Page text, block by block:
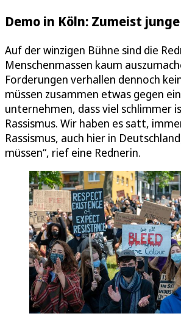
Demo in Köln: Zumeist
Auf der winzigen Bühne sind die
Menschenmassen kaum
Forderungen verhallen dennoch
müssen zusammen etwas gegen
unternehmen, dass viel schlimmer
Rassismus. Wir haben es satt,
Rassismus, auch hier in
müssen“, rief eine Rednerin.